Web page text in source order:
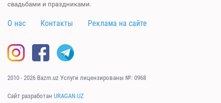
свадьбами и праздниками.
О нас Контакты Реклама на сайте
2010 - 2026 Bazm.uz Услуги лицензированы №: 0968
Сайт разработан URAGAN.UZ